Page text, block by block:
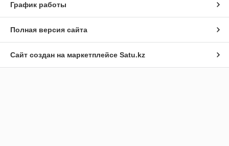
График работы
Полная версия сайта
Сайт создан на маркетплейсе Satu.kz